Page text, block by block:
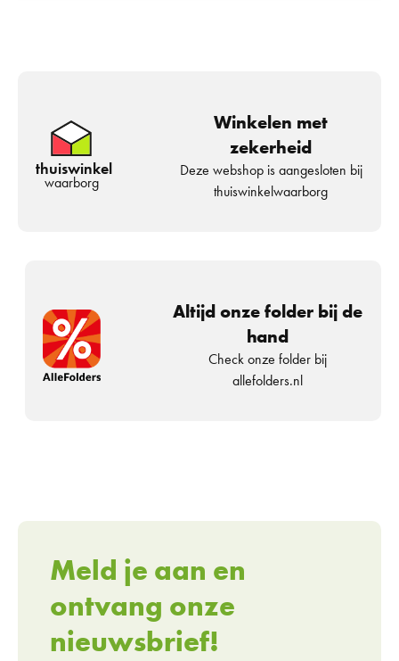
thuiswinkel
waarborg
Winkelen met
zekerheid
Deze webshop is aangesloten bij
thuiswinkelwaarborg
Altijd onze folder bij de
hand
Check onze folder bij
allefolders.nl
Meld je aan en
ontvang onze
nieuwsbrief!